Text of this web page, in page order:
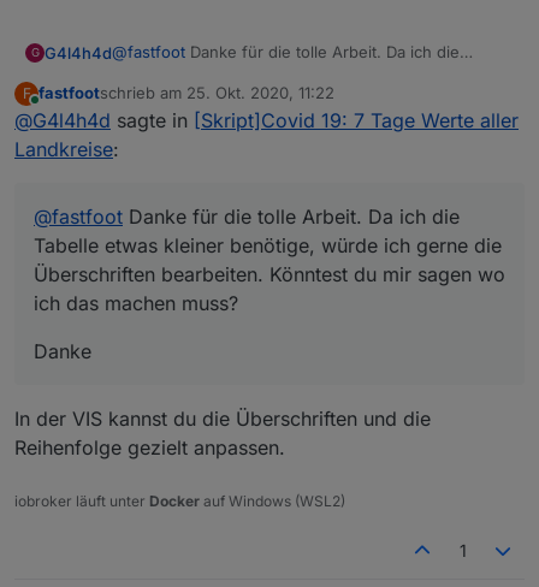
G G4l4h4d@fastfoot Danke für die tolle Arbeit. Da ich die
Überschriften bearbeiten. Könntest du mir sagen wo
ich das machen muss?
Danke
F
Online
fastfootschrieb am 25. Okt. 2020, 11:22
zuletzt editiert von
@G4l4h4d sagte in [Skript]Covid 19: 7 Tage Werte aller
Landkreise:
@fastfoot Danke für die tolle Arbeit. Da ich die
Tabelle etwas kleiner benötige, würde ich gerne die
Überschriften bearbeiten. Könntest du mir sagen wo
ich das machen muss?
Danke
In der VIS kannst du die Überschriften und die
Reihenfolge gezielt anpassen.
iobroker läuft unter Docker auf Windows (WSL2)
1